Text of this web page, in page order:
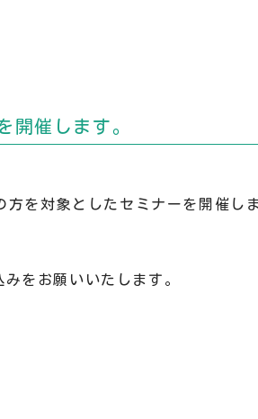
開催します。
方を対象としたセミナーを開催し
をお願いいたします。